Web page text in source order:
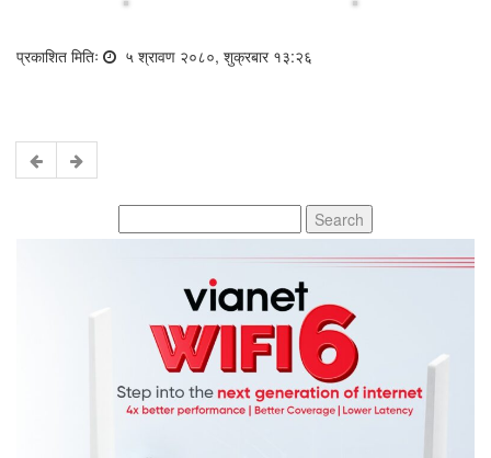
प्रकाशित मितिः ५ श्रावण २०८०, शुक्रबार १३:२६
for: